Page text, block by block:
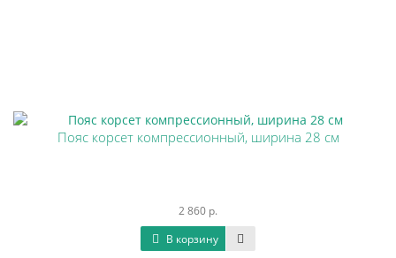
Пояс корсет компрессионный, ширина 28 см
2 860 р.
В корзину